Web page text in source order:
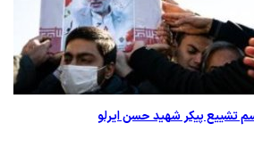
تشییع پیکر شهید حسن ایرلو